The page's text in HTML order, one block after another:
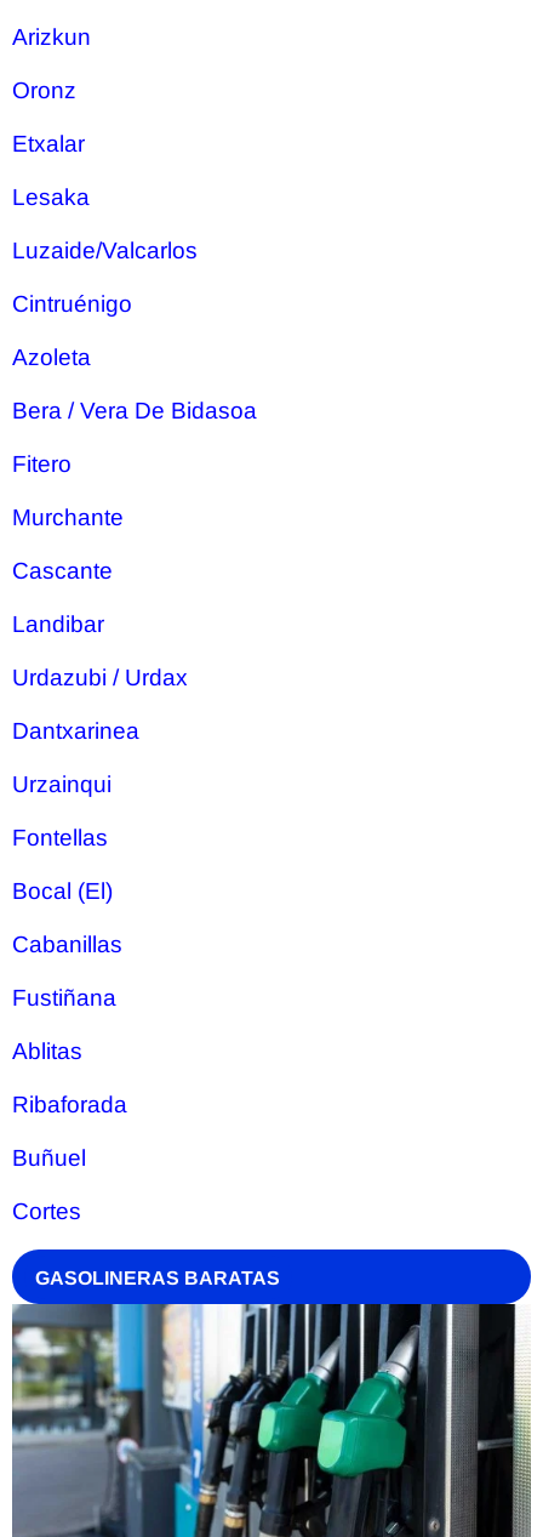
Arizkun
Oronz
Etxalar
Lesaka
Luzaide/Valcarlos
Cintruénigo
Azoleta
Bera / Vera De Bidasoa
Fitero
Murchante
Cascante
Landibar
Urdazubi / Urdax
Dantxarinea
Urzainqui
Fontellas
Bocal (El)
Cabanillas
Fustiñana
Ablitas
Ribaforada
Buñuel
Cortes
GASOLINERAS BARATAS